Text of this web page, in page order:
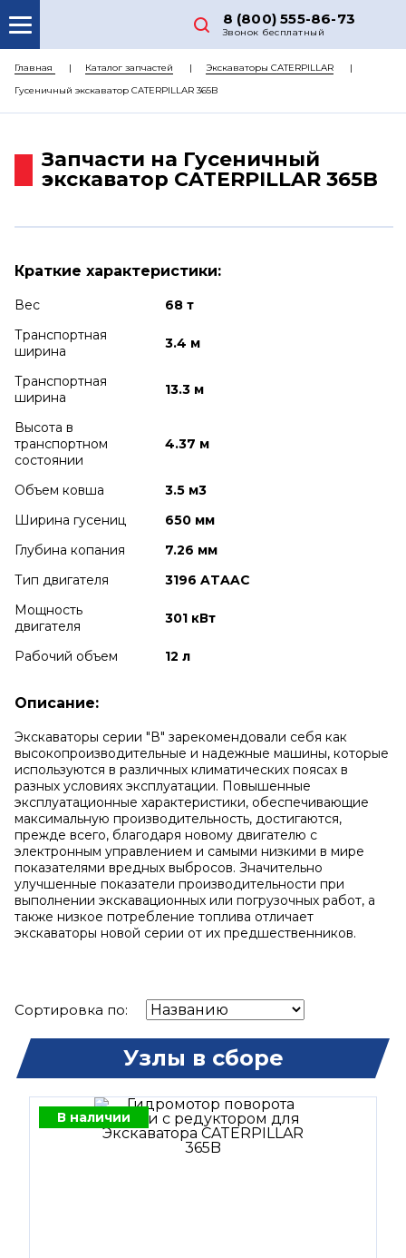
8 (800) 555-86-73
Звонок бесплатный
О НАС
КАТАЛОГ ЗАПЧАСТЕЙ
ДОСТАВКА
Главная Каталог запчастей
Экскаваторы CATERPILLAR
Гусеничный экскаватор CATERPILLAR 365B
Запчасти на Гусеничный
экскаватор CATERPILLAR 365B
Краткие характеристики:
Вес
68 т
Транспортная
ширина
3.4 м
Транспортная
ширина
13.3 м
Высота в
транспортном
cостоянии
4.37 м
Объем ковша
3.5 м3
Ширина гусениц
650 мм
Глубина копания
7.26 мм
Тип двигателя
3196 ATAAC
Мощность
двигателя
301 кВт
Рабочий объем 12 л
Описание:
Экскаваторы серии "В" зарекомендовали себя как
высокопроизводительные и надежные машины, которые
используются в различных климатических поясах в
разных условиях эксплуатации. Повышенные
эксплуатационные характеристики, обеспечивающие
максимальную производительность, достигаются,
прежде всего, благодаря новому двигателю с
электронным управлением и самыми низкими в мире
показателями вредных выбросов. Значительно
улучшенные показатели производительности при
выполнении экскавационных или погрузочных работ, а
также низкое потребление топлива отличает
экскаваторы новой серии от их предшественников.
Сортировка по:
Узлы в сборе
В наличии